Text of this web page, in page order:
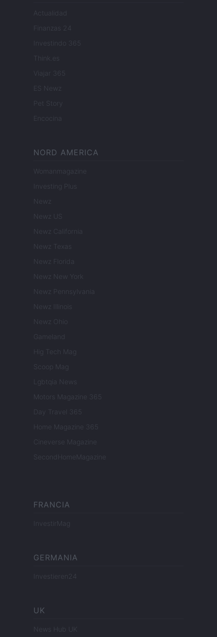
Actualidad
Finanzas 24
Investindo 365
Think.es
Viajar 365
ES Newz
Pet Story
Encocina
NORD AMERICA
Womanmagazine
Investing Plus
Newz
Newz US
Newz California
Newz Texas
Newz Florida
Newz New York
Newz Pennsylvania
Newz Illinois
Newz Ohio
Gameland
Hig Tech Mag
Scoop Mag
Lgbtqia News
Motors Magazine 365
Day Travel 365
Home Magazine 365
Cineverse Magazine
SecondHomeMagazine
FRANCIA
InvestirMag
GERMANIA
Investieren24
UK
News Hub UK